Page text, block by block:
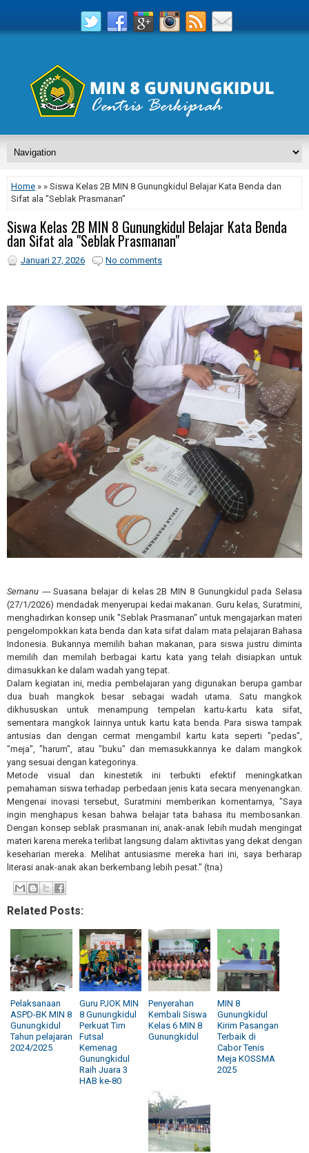
Home » » Siswa Kelas 2B MIN 8 Gunungkidul Belajar Kata Benda dan
Sifat ala "Seblak Prasmanan"
Siswa Kelas 2B MIN 8 Gunungkidul Belajar Kata Benda
dan Sifat ala "Seblak Prasmanan"
Januari 27, 2026 No comments
Semanu ----Suasana belajar di kelas 2B MIN 8 Gunungkidul pada Selasa
(27/1/2026) mendadak menyerupai kedai makanan. Guru kelas, Suratmini,
menghadirkan konsep unik "Seblak Prasmanan" untuk mengajarkan materi
pengelompokkan kata benda dan kata sifat dalam mata pelajaran Bahasa
Indonesia. Bukannya memilih bahan makanan, para siswa justru diminta
memilih dan memilah berbagai kartu kata yang telah disiapkan untuk
dimasukkan ke dalam wadah yang tepat.
Dalam kegiatan ini, media pembelajaran yang digunakan berupa gambar
dua buah mangkok besar sebagai wadah utama. Satu mangkok
dikhususkan untuk menampung tempelan kartu-kartu kata sifat,
sementara mangkok lainnya untuk kartu kata benda. Para siswa tampak
antusias dan dengan cermat mengambil kartu kata seperti "pedas",
"meja", "harum", atau "buku" dan memasukkannya ke dalam mangkok
yang sesuai dengan kategorinya.
Metode visual dan kinestetik ini terbukti efektif meningkatkan
pemahaman siswa terhadap perbedaan jenis kata secara menyenangkan.
Mengenai inovasi tersebut, Suratmini memberikan komentarnya, "Saya
ingin menghapus kesan bahwa belajar tata bahasa itu membosankan.
Dengan konsep seblak prasmanan ini, anak-anak lebih mudah mengingat
materi karena mereka terlibat langsung dalam aktivitas yang dekat dengan
keseharian mereka. Melihat antusiasme mereka hari ini, saya berharap
literasi anak-anak akan berkembang lebih pesat." (tna)
Related Posts:
Pelaksanaan
ASPD-BK MIN 8
Gunungkidul
Tahun pelajaran
2024/2025
Guru PJOK MIN
8 Gunungkidul
Perkuat Tim
Futsal
Kemenag
Gunungkidul
Raih Juara 3
HAB ke-80
Penyerahan
Kembali Siswa
Kelas 6 MIN 8
Gunungkidul
MIN 8
Gunungkidul
Kirim Pasangan
Terbaik di
Cabor Tenis
Meja KOSSMA
2025